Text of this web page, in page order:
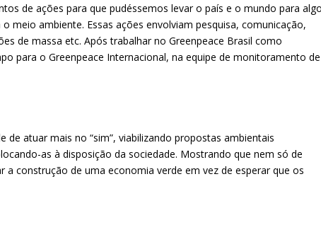
de ações para que pudéssemos levar o país e o mundo para
meio ambiente. Essas ações envolviam pesquisa, comunicação,
de massa etc. Após trabalhar no Greenpeace Brasil como
para o Greenpeace Internacional, na equipe de monitoramento de
atuar mais no “sim”, viabilizando propostas ambientais
as à disposição da sociedade. Mostrando que nem só de
a construção de uma economia verde em vez de esperar que os